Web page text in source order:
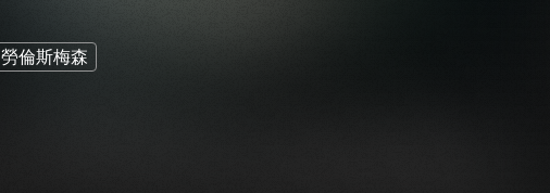
勞倫斯梅森